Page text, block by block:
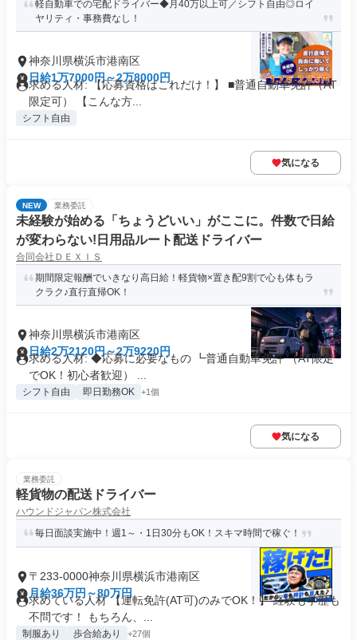
軽自動車での宅配ドライバー◆月40万以上可／シフト自由◎ロイ
ヤリティ・事務費なし！
神奈川県横浜市港南区
日給1万7000円～2万8000円
求める人材: 【応募資格はこれだけ！】 ■普通自動車免許（AT
限定可） 【こんな方...
シフト自由
気になる
NEW 業務委託
未経験が始める「ちょうどいい」がここに。件数で日給
が変わらない!日用品ルート配送ドライバー
合同会社ＤＥＸＩＳ
期間限定報酬でいきなり高日給！軽貨物×置き配9割で心も体もラ
クラク♪直行直帰OK！
神奈川県横浜市港南区
日給2万2120円～2万9220円
求める人材: ◆応募に必要なもの ┗普通自動車免許 （AT限定
でOK！初心者歓迎） ...
シフト自由 即日勤務OK +1個
気になる
業務委託
軽貨物の配送ドライバー
ハウンドジャパン株式会社
毎日面談実施中！週1～・1日30分もOK！スキマ時間で稼ぐ！
〒233-0000神奈川県横浜市港南区
月給36万円～80万円
求めている人材 【運転免許(AT可)のみでOK！】 経験も学歴も
不問です！ もちろん、...
制服あり 歩合給あり +27個